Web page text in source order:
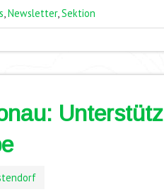
,Newsletter,Sektion